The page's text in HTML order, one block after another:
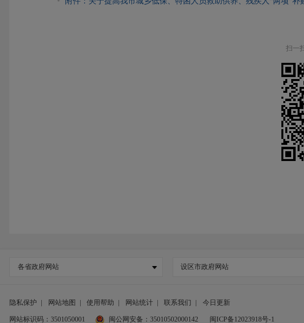
扫一
各省政府网站 设区市政府网站
隐私保护 网站地图 使用帮助 网站统计 联系我们 今日更新
网站标识码：3501050001 闽公网安备：35010502000142 闽ICP备12023918号-1